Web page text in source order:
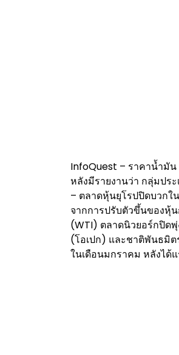
InfoQuest – ราคาน้ำมัน
หลังมีรายงานว่า กลุ่มปร
– ตลาดหุ้นยุโรปปิดบวกใ
จากการปรับตัวขึ้นของหุ้
(WTI) ตลาดนิวยอร์กปิด
(โอเปก) และชาติพันธมิ
ในเดือนมกราคม หลังได้